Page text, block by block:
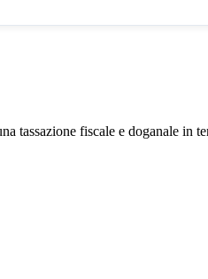
tassazione fiscale e doganale in